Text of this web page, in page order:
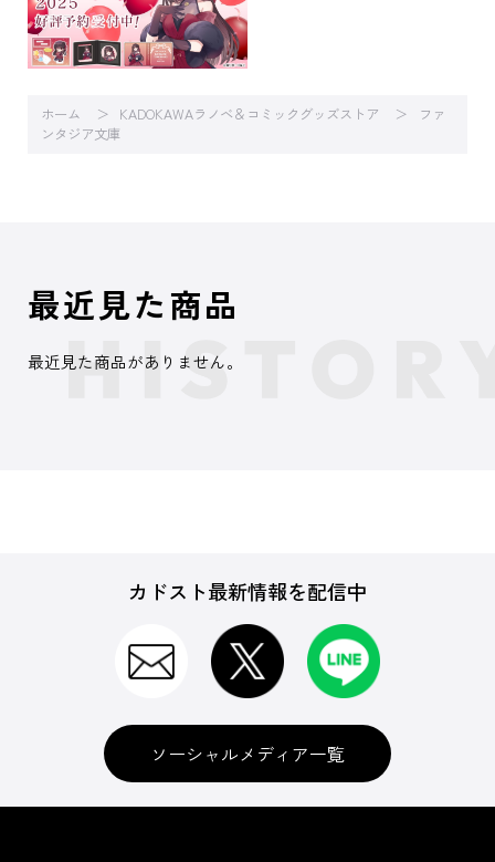
ホーム KADOKAWAラノベ＆コミックグッズストア
ファ
ンタジア文庫
最近見た商品
最近見た商品がありません。
カドスト最新情報を配信中
ソーシャルメディア一覧